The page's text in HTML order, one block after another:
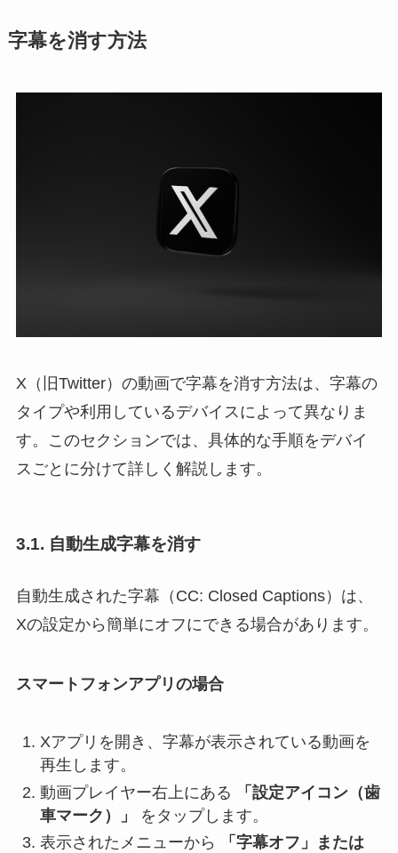
字幕を消す方法
X（旧Twitter）の動画で字幕を消す方法は、字幕の
タイプや利用しているデバイスによって異なりま
す。このセクションでは、具体的な手順をデバイ
スごとに分けて詳しく解説します。
3.1. 自動生成字幕を消す
自動生成された字幕（CC: Closed Captions）は、
Xの設定から簡単にオフにできる場合があります。
スマートフォンアプリの場合
Xアプリを開き、字幕が表示されている動画を
再生します。
動画プレイヤー右上にある
「設定アイコン（歯
車マーク）」
をタップします。
表示されたメニューから
「字幕オフ」または